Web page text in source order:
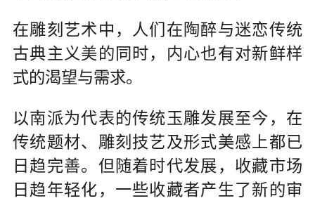
在雕刻艺术中，人们在陶醉与迷恋传统
古典主义美的同时，内心也有对新鲜样
式的渴望与需求。
以南派为代表的传统玉雕发展至今，在
传统题材、雕刻技艺及形式美感上都已
日趋完善。但随着时代发展，收藏市场
日趋年轻化，一些收藏者产生了新的审